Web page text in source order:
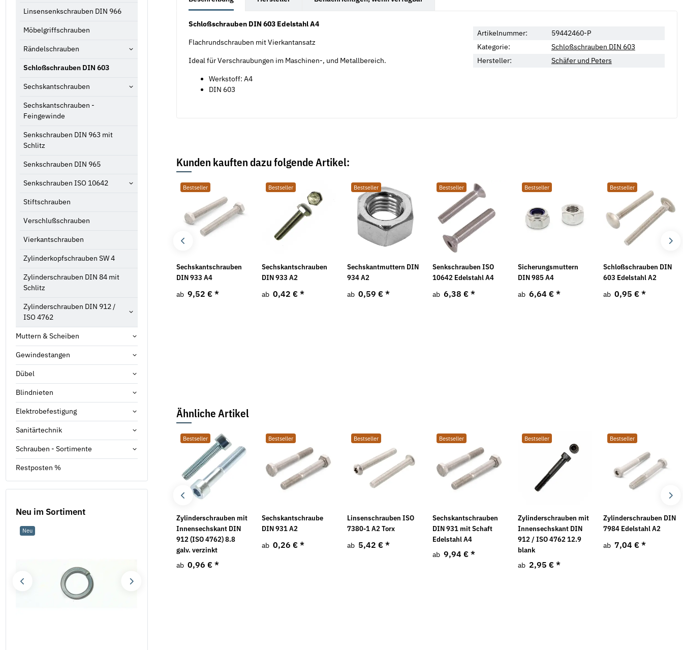
Schloßschrauben DIN 603 Edelstahl A4
Flachrundschrauben mit Vierkantansatz
Ideal für Verschraubungen im Maschinen-, und Metallbereich.
Werkstoff: A4
DIN 603
Artikelnummer:
59442460-P
Kategorie:
Schloßschrauben DIN 603
Hersteller:
Schäfer und Peters
Kunden kauften dazu folgende Artikel:
Bestseller
125 Edelstahl A4
Bestseller
ISO 7380-1 A4 mit
ab 8,33 €
Bestseller
Sechskantschrauben
DIN 933 A4
ab 9,52 € *
Bestseller
Sechskantschrauben
DIN 933 A2
ab 0,42 € *
Bestseller
Sechskantmuttern DIN
934 A2
ab 0,59 € *
Bestseller
Senkschrauben ISO
10642 Edelstahl A4
ab 6,38 € *
Bestseller
Sicherungsmuttern
DIN 985 A4
ab 6,64 € *
Bestseller
Schloßschrauben DIN
603 Edelstahl A2
ab 0,95 € *
Ähnliche Artikel
Bestseller
Linsenflanschschrauben
ISO 7380-2 A2 mit
Neu Bestseller
Zylinderschrauben mit
Innensechskant DIN
912 (ISO 4762) 8.8
galv. verzinkt
ab 0,96 € *
Bestseller
Sechskantschraube
DIN 931 A2
ab 0,26 € *
Bestseller
Linsenschrauben ISO
7380-1 A2 Torx
ab 5,42 € *
Bestseller
Sechskantschrauben
DIN 931 mit Schaft
Edelstahl A4
ab 9,94 € *
Bestseller
Zylinderschrauben mit
Innensechskant DIN
912 / ISO 4762 12.9
blank
ab 2,95 € *
Bestseller
Zylinderschrauben DIN
7984 Edelstahl A2
ab 7,04 € *
Linsensenkschrauben DIN 966
Möbelgriffschrauben
Rändelschrauben
Schloßschrauben DIN 603
Sechskantschrauben
Sechskantschrauben -
Feingewinde
Senkschrauben DIN 963 mit
Schlitz
Senkschrauben DIN 965
Senkschrauben ISO 10642
Stiftschrauben
Verschlußschrauben
Vierkantschrauben
Zylinderkopfschrauben SW 4
Zylinderschrauben DIN 84 mit
Schlitz
Zylinderschrauben DIN 912 /
ISO 4762
Muttern & Scheiben
Gewindestangen
Dübel
Blindnieten
Elektrobefestigung
Sanitärtechnik
Schrauben - Sortimente
Restposten %
Neu im Sortiment
Neu Neu Neu